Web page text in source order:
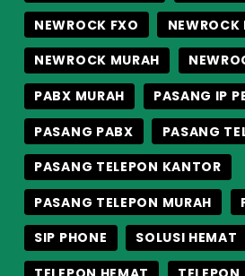
NEWROCK FXO
NEWROCK
NEWROCK MURAH
PABX MURAH
PASANG IP
PASANG PABX
PASANG
PASANG TELEPON KANTOR
PASANG TELEPON MURAH
SIP PHONE
SOLUSI HEMAT